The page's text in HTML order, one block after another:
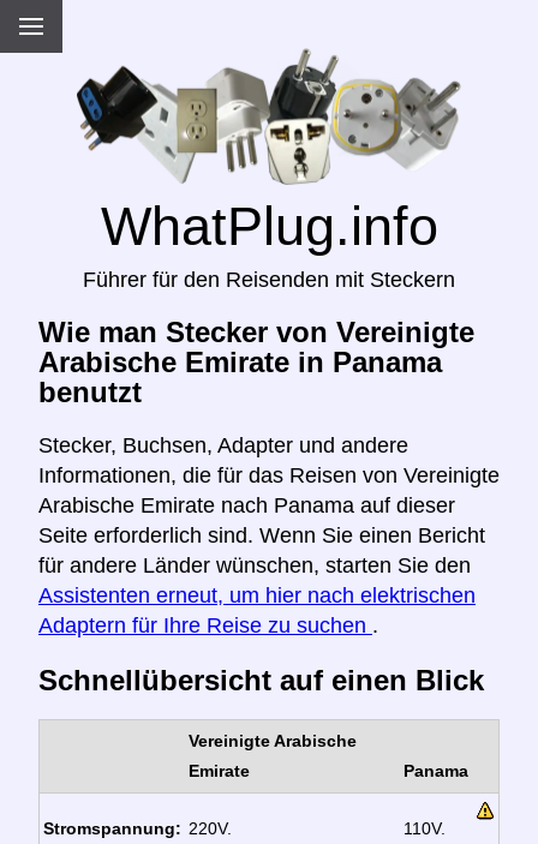
WhatPlug.info
Führer für den Reisenden mit Steckern
Wie man Stecker von Vereinigte
Arabische Emirate in Panama
benutzt
Stecker, Buchsen, Adapter und andere
Informationen, die für das Reisen von Vereinigte
Arabische Emirate nach Panama auf dieser
Seite erforderlich sind. Wenn Sie einen Bericht
für andere Länder wünschen, starten Sie den
Assistenten erneut, um hier nach elektrischen
Adaptern für Ihre Reise zu suchen .
Schnellübersicht auf einen Blick
Vereinigte Arabische
Emirate
Panama
Stromspannung: 220V. 110V.